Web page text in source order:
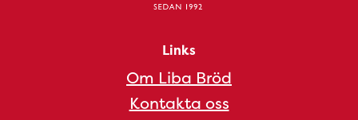
Links
Om Liba Bröd
Kontakta oss